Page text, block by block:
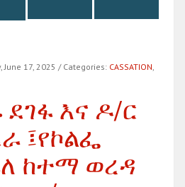
June 17, 2025 / Categories: CASSATION,
እና ዶ/ር
፤የኮልፌ
ከተማ ወረዳ